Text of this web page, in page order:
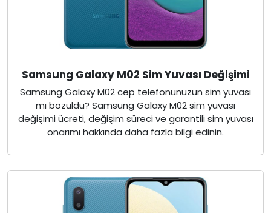
Samsung Galaxy M02 Sim Yuvası Değişimi
Samsung Galaxy M02 cep telefonunuzun sim yuvası
mı bozuldu? Samsung Galaxy M02 sim yuvası
değişimi ücreti, değişim süreci ve garantili sim yuvası
onarımı hakkında daha fazla bilgi edinin.